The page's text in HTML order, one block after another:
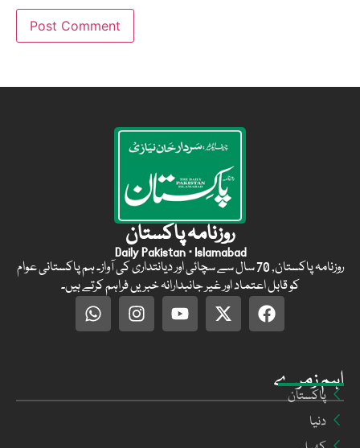
اہم زمرے
پاکستان
دنیا
روزنامہ پاکستان
Daily Pakistan · Islamabad
روزنامہ پاکستان, 70 سال سے سچائی اور دیانتداری کی آواز۔ ہم پاکستانی عوام
کو قابل اعتماد اور غیر جانبدارانہ خبریں فراہم کرتے ہیں۔